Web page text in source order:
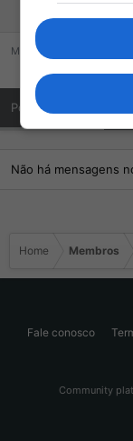
Mensagens
Posts de Perfil
Não há mensagens
Home Membros
Fale conosco
Community